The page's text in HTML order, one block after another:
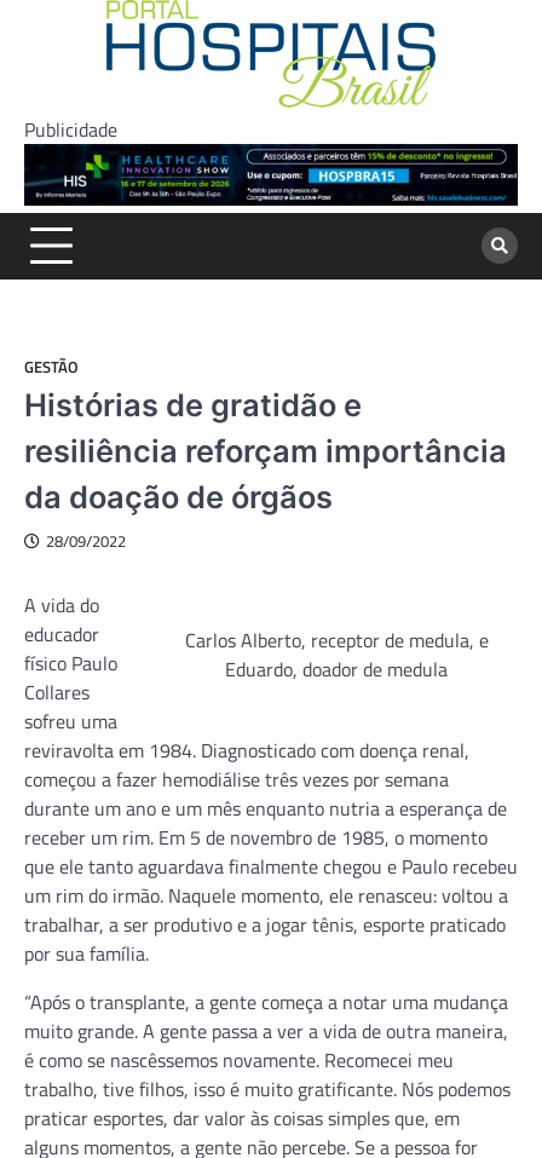
Publicidade
GESTÃO
Histórias de gratidão e
resiliência reforçam importância
da doação de órgãos
28/09/2022
Carlos Alberto, receptor de medula, e
Eduardo, doador de medula
A vida do
educador
físico Paulo
Collares
sofreu uma
reviravolta em 1984. Diagnosticado com doença renal,
começou a fazer hemodiálise três vezes por semana
durante um ano e um mês enquanto nutria a esperança de
receber um rim. Em 5 de novembro de 1985, o momento
que ele tanto aguardava finalmente chegou e Paulo recebeu
um rim do irmão. Naquele momento, ele renasceu: voltou a
trabalhar, a ser produtivo e a jogar tênis, esporte praticado
por sua família.
“Após o transplante, a gente começa a notar uma mudança
muito grande. A gente passa a ver a vida de outra maneira,
é como se nascêssemos novamente. Recomecei meu
trabalho, tive filhos, isso é muito gratificante. Nós podemos
praticar esportes, dar valor às coisas simples que, em
alguns momentos, a gente não percebe. Se a pessoa for